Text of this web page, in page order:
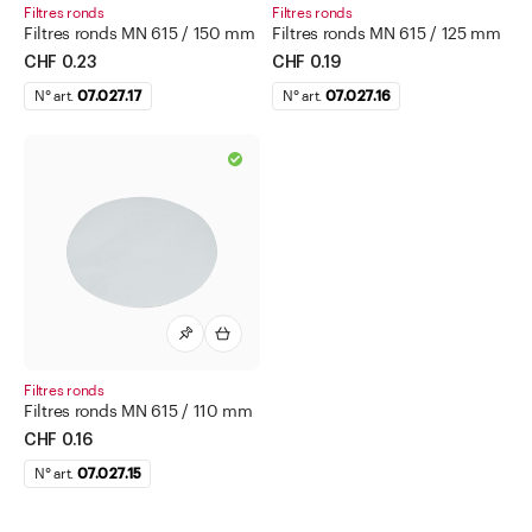
Eprouvettes graduées en polypropylène
Filtres plissés
Filtres ronds
Mesures béchers en polypropylène
Mortiers
Papier de pesage
Pelles et cuillères
Pilons
Pincettes et Pinces
Poire pour pipette
Filtres ronds
Filtres ronds MN 615 / 150 mm
CHF 0.23
N° art. 07.027.17
Filtres ronds
Filtres ronds MN 615 / 125 mm
CHF 0.19
N° art. 07.027.16
Filtres ronds
Filtres ronds MN 615 / 110 mm
CHF 0.16
N° art. 07.027.15